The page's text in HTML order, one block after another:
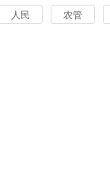
人民 农管